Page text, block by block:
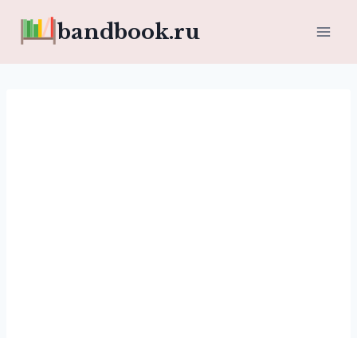
bandbook.ru